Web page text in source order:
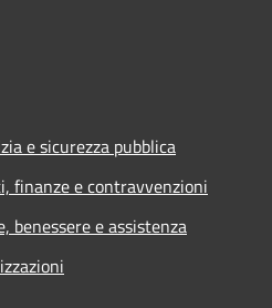
e sicurezza pubblica
finanze e contravvenzioni
benessere e assistenza